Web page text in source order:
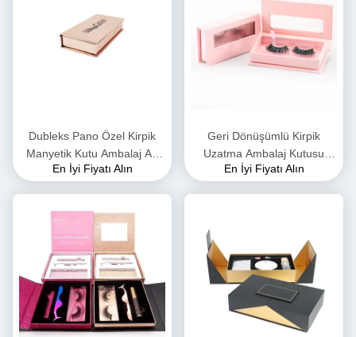
Dubleks Pano Özel Kirpik
Manyetik Kutu Ambalaj AB
Flüt BE Flüt
En İyi Fiyatı Alın
Geri Dönüşümlü Kirpik
Uzatma Ambalaj Kutusu
Manyetik Sert Kutu UV
En İyi Fiyatı Alın